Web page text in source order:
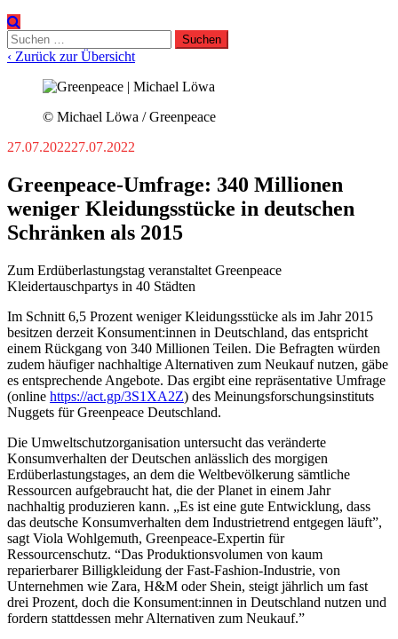
Suchen
nach:
‹ Zurück zur Übersicht
© Michael Löwa / Greenpeace
27.07.202227.07.2022
Greenpeace-Umfrage: 340 Millionen
weniger Kleidungsstücke in deutschen
Schränken als 2015
Zum Erdüberlastungstag veranstaltet Greenpeace
Kleidertauschpartys in 40 Städten
Im Schnitt 6,5 Prozent weniger Kleidungsstücke als im Jahr 2015
besitzen derzeit Konsument:innen in Deutschland, das entspricht
einem Rückgang von 340 Millionen Teilen. Die Befragten würden
zudem häufiger nachhaltige Alternativen zum Neukauf nutzen, gäbe
es entsprechende Angebote. Das ergibt eine repräsentative Umfrage
(online https://act.gp/3S1XA2Z) des Meinungsforschungsinstituts
Nuggets für Greenpeace Deutschland.
Die Umweltschutzorganisation untersucht das veränderte
Konsumverhalten der Deutschen anlässlich des morgigen
Erdüberlastungstages, an dem die Weltbevölkerung sämtliche
Ressourcen aufgebraucht hat, die der Planet in einem Jahr
nachhaltig produzieren kann. „Es ist eine gute Entwicklung, dass
das deutsche Konsumverhalten dem Industrietrend entgegen läuft”,
sagt Viola Wohlgemuth, Greenpeace-Expertin für
Ressourcenschutz. “Das Produktionsvolumen von kaum
reparierbarer Billigkleidung der Fast-Fashion-Industrie, von
Unternehmen wie Zara, H&M oder Shein, steigt jährlich um fast
drei Prozent, doch die Konsument:innen in Deutschland nutzen und
fordern stattdessen mehr Alternativen zum Neukauf.”